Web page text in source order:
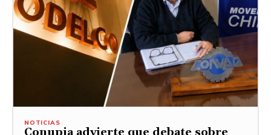
NOTICIAS
Conupia advierte que debate sobre